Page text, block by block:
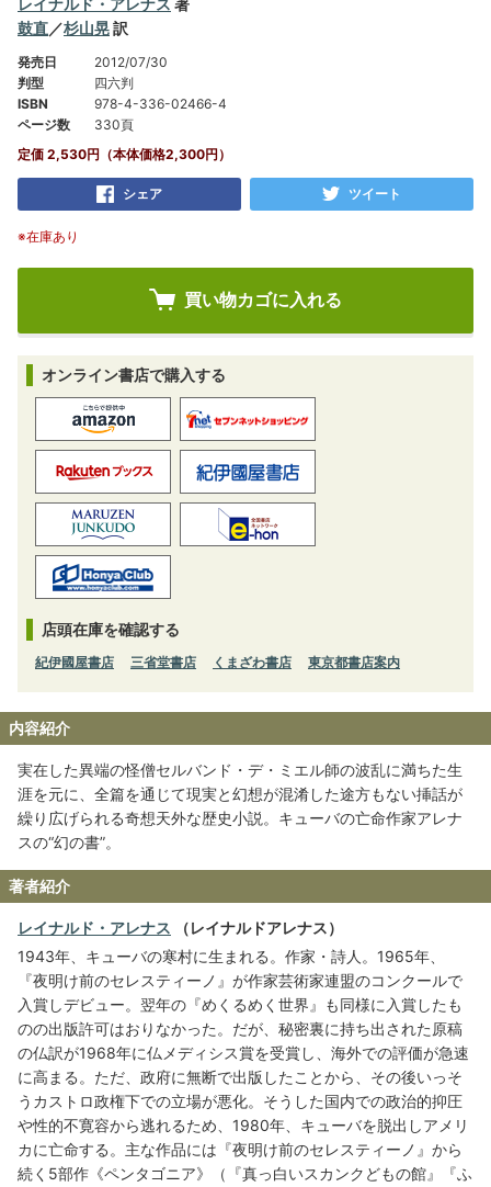
レイナルド・アレナス 著
鼓直／杉山晃訳
発売日
2012/07/30
判型
四六判
ISBN
978-4-336-02466-4
ページ数
330頁
定価 2,530円（本体価格2,300円）
シェア ツイート
※在庫あり
オンライン書店で購入する
店頭在庫を確認する
紀伊國屋書店 三省堂書店 くまざわ書店 東京都書店案内
内容紹介
実在した異端の怪僧セルバンド・デ・ミエル師の波乱に満ちた生
涯を元に、全篇を通じて現実と幻想が混淆した途方もない挿話が
繰り広げられる奇想天外な歴史小説。キューバの亡命作家アレナ
スの“幻の書”。
著者紹介
レイナルド・アレナス （レイナルドアレナス）
1943年、キューバの寒村に生まれる。作家・詩人。1965年、
『夜明け前のセレスティーノ』が作家芸術家連盟のコンクールで
入賞しデビュー。翌年の『めくるめく世界』も同様に入賞したも
のの出版許可はおりなかった。だが、秘密裏に持ち出された原稿
の仏訳が1968年に仏メディシス賞を受賞し、海外での評価が急速
に高まる。ただ、政府に無断で出版したことから、その後いっそ
うカストロ政権下での立場が悪化。そうした国内での政治的抑圧
や性的不寛容から逃れるため、1980年、キューバを脱出しアメリ
カに亡命する。主な作品には『夜明け前のセレスティーノ』から
続く5部作《ペンタゴニア》（『真っ白いスカンクどもの館』『ふ